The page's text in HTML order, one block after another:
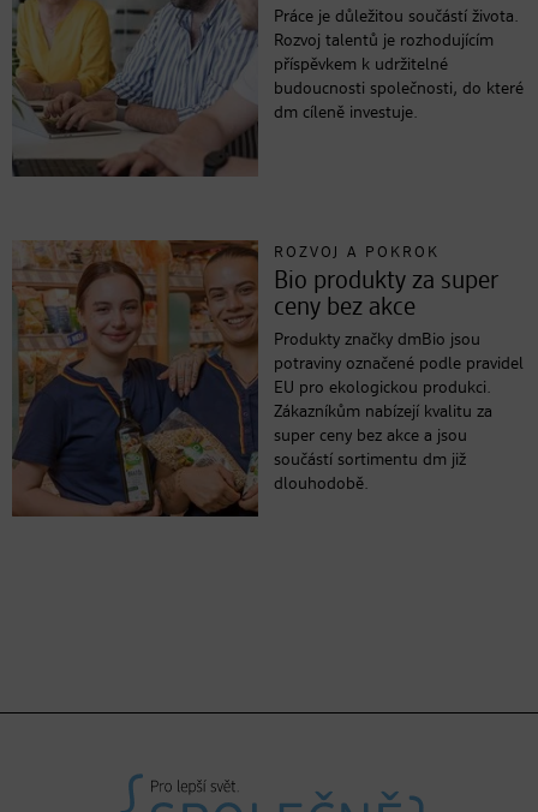
Práce je důležitou součástí života.
Rozvoj talentů je rozhodujícím
příspěvkem k udržitelné
budoucnosti společnosti, do které
dm cíleně investuje.
ROZVOJ A POKROK
Bio produkty za super
ceny bez akce
Produkty značky dmBio jsou
potraviny označené podle pravidel
EU pro ekologickou produkci.
Zákazníkům nabízejí kvalitu za
super ceny bez akce a jsou
součástí sortimentu dm již
dlouhodobě.